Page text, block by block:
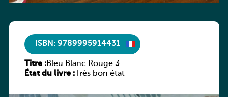
ISBN: 9789995914431
Titre :Bleu Blanc Rouge 3
État du livre :Très bon état